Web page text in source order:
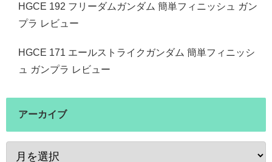
HGCE 192 フリーダムガンダム 簡単フィニッシュ ガン
プラ レビュー
HGCE 171 エールストライクガンダム 簡単フィニッシ
ュ ガンプラ レビュー
アーカイブ